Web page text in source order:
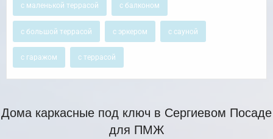
с маленькой террасой с балконом
с большой террасой с эркером с сауной
с гаражом с террасой
Дома каркасные под ключ в Сергиевом Посаде
для ПМЖ